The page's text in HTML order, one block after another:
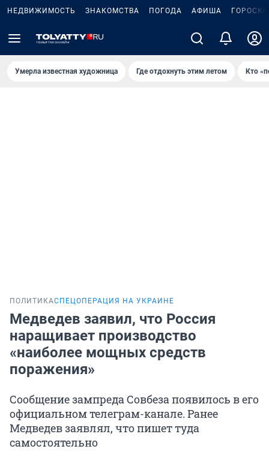
НЕДВИЖИМОСТЬ ЗНАКОМСТВА ПОГОДА АФИША
Умерла известная художница Где отдохнуть этим летом Кто
ПОЛИТИКАСПЕЦОПЕРАЦИЯ НА УКРАИНЕ
Медведев заявил, что Россия
наращивает производство
«наиболее мощных средств
поражения»
Сообщение зампреда Совбеза появилось в его
официальном телеграм-канале. Ранее
Медведев заявлял, что пишет туда
самостоятельно